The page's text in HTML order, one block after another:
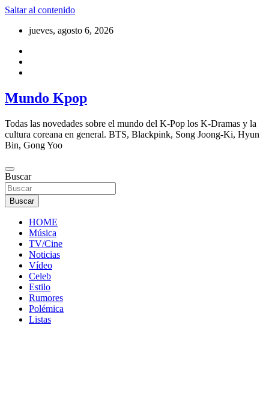
Saltar al contenido
jueves, agosto 6, 2026
Mundo Kpop
Todas las novedades sobre el mundo del K-Pop los K-Dramas y la
cultura coreana en general. BTS, Blackpink, Song Joong-Ki, Hyun
Bin, Gong Yoo
Buscar
Buscar
HOME
Música
TV/Cine
Noticias
Vídeo
Celeb
Estilo
Rumores
Polémica
Listas